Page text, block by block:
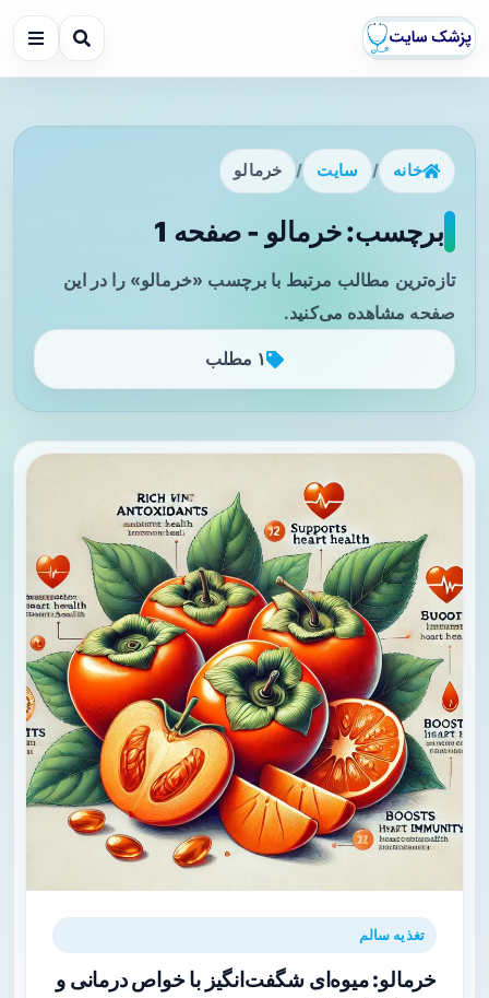
خانه / سایت / خرمالو
برچسب: خرمالو - صفحه 1
تازه‌ترین مطالب مرتبط با برچسب «خرمالو» را در این
صفحه مشاهده می‌کنید.
۱ مطلب
تغذیه سالم
خرمالو: میوه‌ای شگفت‌انگیز با خواص درمانی و